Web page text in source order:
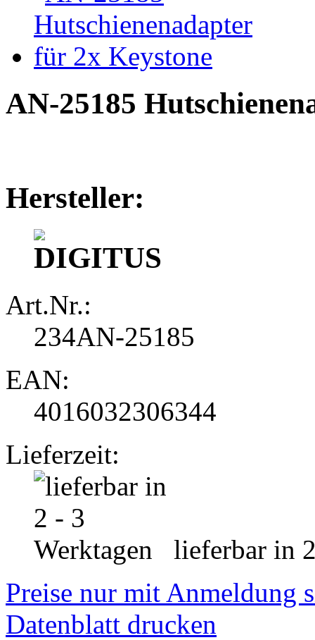
AN-25185
Hersteller:
Art.Nr.:
234AN-25185
EAN:
4016032306344
Lieferzeit:
lieferbar in
Preise nur mit Anmeldung
Datenblatt drucken